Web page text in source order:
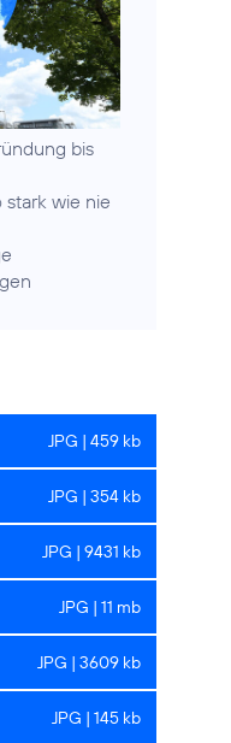
bis
stark wie nie
JPG | 459 kb
JPG | 354 kb
JPG | 9431 kb
JPG | 11 mb
JPG | 3609 kb
JPG | 145 kb